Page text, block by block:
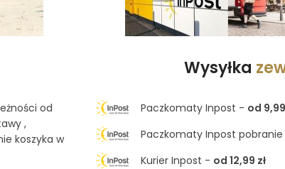
od
,
koszyka w
Wysyłka
Paczkomaty Inpost - od 9,99
Paczkomaty Inpost
Kurier Inpost - od 12,99 zł